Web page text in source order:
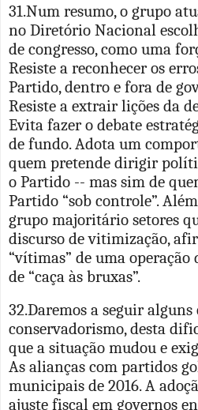
31.Num resumo, o grupo
no Diretório Nacional
de congresso, como uma
Resiste a reconhecer os
Partido, dentro e fora de
Resiste a extrair lições da
Evita fazer o debate
de fundo. Adota um
quem pretende dirigir
o Partido -- mas sim de
Partido “sob controle”.
grupo majoritário setores
discurso de vitimização,
“vítimas” de uma operação
de “caça às bruxas”.
32.Daremos a seguir alguns
conservadorismo, desta
que a situação mudou e
As alianças com partidos
municipais de 2016. A
ajuste fiscal em governos